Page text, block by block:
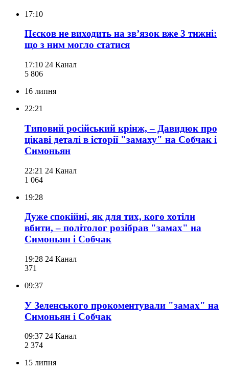
17:10
Пєсков не виходить на зв’язок вже 3 тижні:
що з ним могло статися
17:10 24 Канал
5 806
16 липня
22:21
Типовий російський крінж, – Давидюк про
цікаві деталі в історії "замаху" на Собчак і
Симоньян
22:21 24 Канал
1 064
19:28
Дуже спокійні, як для тих, кого хотіли
вбити, – політолог розібрав "замах" на
Симоньян і Собчак
19:28 24 Канал
371
09:37
У Зеленського прокоментували "замах" на
Симоньян і Собчак
09:37 24 Канал
2 374
15 липня